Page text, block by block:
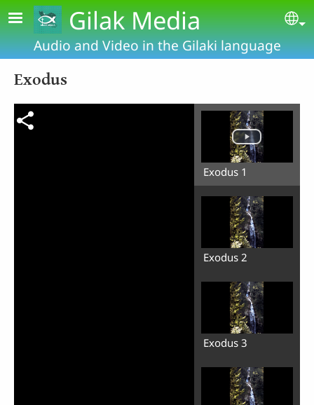
Skip to main contentGilak Media
Audio and Video in the Gilaki language
Exodus
Exodus 1
Exodus 2
Exodus 3